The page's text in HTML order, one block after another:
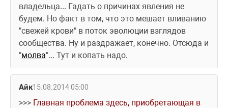
владельца... Гадать о причинах явления не
будем. Но факт в том, что это мешает вливанию
"свежей крови" в поток эволюции взглядов
сообщества. Ну и раздражает, конечно. Отсюда и
"молва"... Тут и копать надо.
Айк15.08.2014 05:00
>>> Главная проблема здесь, приобретающая в